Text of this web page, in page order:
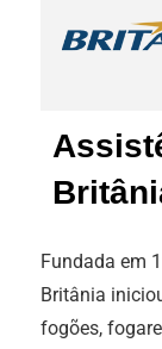
Fundada em
Britânia
fogões,